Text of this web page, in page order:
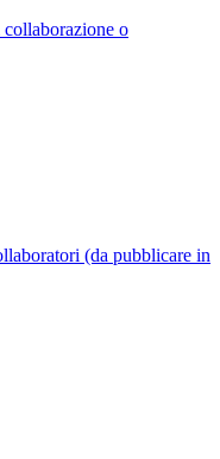
o
(da pubblicare in